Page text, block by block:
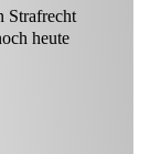
Strafrecht
heute